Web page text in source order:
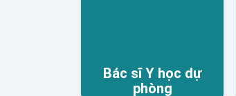
Bác sĩ Y học dự
phòng